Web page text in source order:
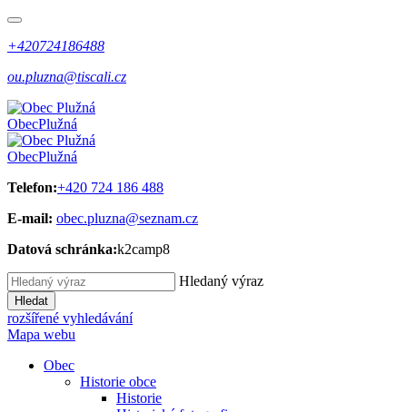
+420724186488
ou.pluzna@tiscali.cz
ObecPlužná
ObecPlužná
Telefon:+420 724 186 488
E-mail: obec.pluzna@seznam.cz
Datová schránka:k2camp8
Hledaný výraz
Hledat
rozšířené vyhledávání
Mapa webu
Obec
Historie obce
Historie